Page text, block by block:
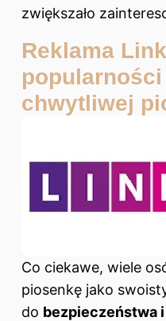
zwiększało
Reklama
chwytliwej
Co ciekawe, wiele
piosenkę jako
do bezpieczeństwa